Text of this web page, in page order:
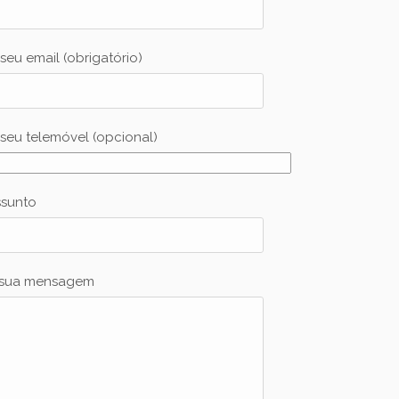
email (obrigatório)
telemóvel (opcional)
mensagem